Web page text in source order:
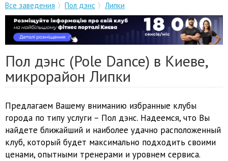
Все заведения Пол дэнс Липки
Пол дэнс (Pole Dance) в Киеве,
микрорайон Липки
Предлагаем Вашему вниманию избранные клубы
города по типу услуги – Пол дэнс. Надеемся, что Вы
найдете ближайший и наиболее удачно расположенный
клуб, который будет максимально подходить своими
ценами, опытными тренерами и уровнем сервиса.